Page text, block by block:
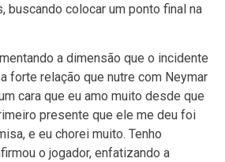
buscando colocar um ponto final na
a dimensão que o incidente
forte relação que nutre com Neymar
cara que eu amo muito desde que
presente que ele me deu foi
e eu chorei muito. Tenho
o jogador, enfatizando a